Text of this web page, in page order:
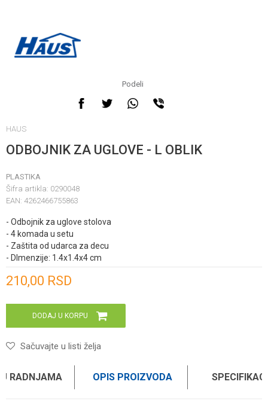
Podeli
HAUS
ODBOJNIK ZA UGLOVE - L OBLIK
PLASTIKA
Šifra artikla: 0290048
EAN: 4262466755863
- Odbojnik za uglove stolova
- 4 komada u setu
- Zaštita od udarca za decu
- DImenzije: 1.4x1.4x4 cm
210,00 RSD
DODAJ U KORPU
Sačuvajte u listi želja
RADNJAMA OPIS PROIZVODA